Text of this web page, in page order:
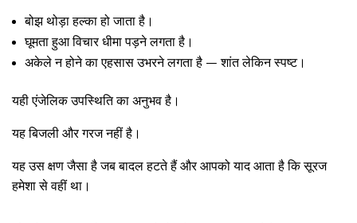
बोझ थोड़ा हल्का हो जाता है।
घूमता हुआ विचार धीमा पड़ने लगता है।
अकेले न होने का एहसास उभरने लगता है — शांत लेकिन स्पष्ट।
यही एंजेलिक उपस्थिति का अनुभव है।
यह बिजली और गरज नहीं है।
यह उस क्षण जैसा है जब बादल हटते हैं और आपको याद आता है कि सूरज
हमेशा से वहीं था।